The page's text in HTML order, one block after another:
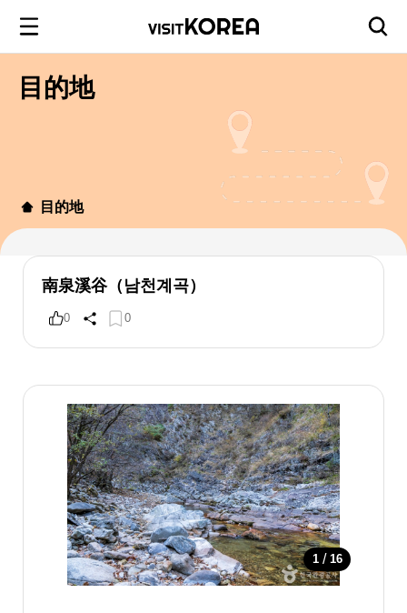
目的地
目的地
南泉溪谷（남천계곡）
0 0
1 / 16